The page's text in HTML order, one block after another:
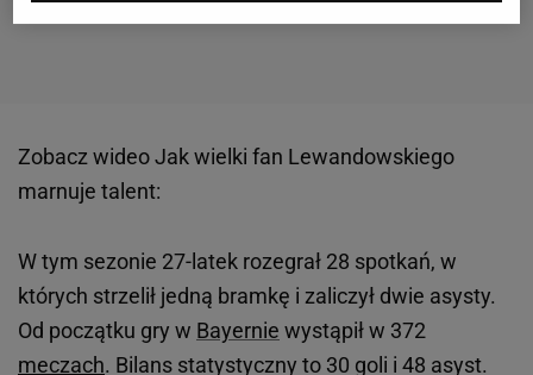
Zobacz wideoJak wielki fan Lewandowskiego
marnuje talent:
W tym sezonie 27-latek rozegrał 28 spotkań, w
których strzelił jedną bramkę i zaliczył dwie asysty.
Od początku gry w Bayernie wystąpił w 372
meczach. Bilans statystyczny to 30 goli i 48 asyst.